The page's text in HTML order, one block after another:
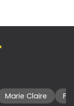
Marie Claire